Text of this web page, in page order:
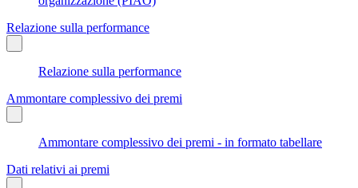
Relazione sulla performance
Relazione sulla performance
Ammontare complessivo dei premi
Ammontare complessivo dei premi - in formato tabellare
Dati relativi ai premi